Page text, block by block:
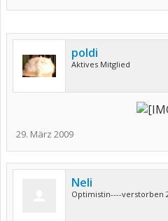
poldi
Aktives Mitglied
29. März 2009
Neli
Optimistin----verstorben